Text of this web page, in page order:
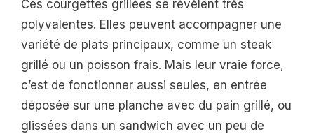
Ces courgettes grillées se révèlent très
polyvalentes. Elles peuvent accompagner une
variété de plats principaux, comme un steak
grillé ou un poisson frais. Mais leur vraie force,
c’est de fonctionner aussi seules, en entrée
déposée sur une planche avec du pain grillé, ou
glissées dans un sandwich avec un peu de